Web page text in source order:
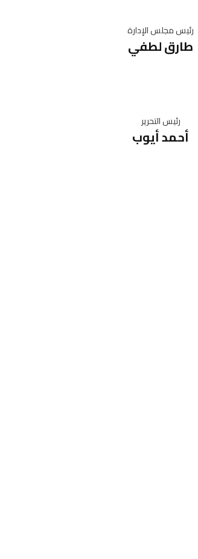
رئيس مجلس الإدارة
طارق لطفي
رئيس التحرير
أحمد أيوب